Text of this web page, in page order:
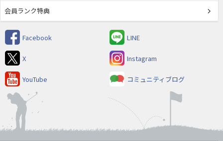
会員ランク特典
Facebook LINE
X Instagram
YouTube コミュニティブログ